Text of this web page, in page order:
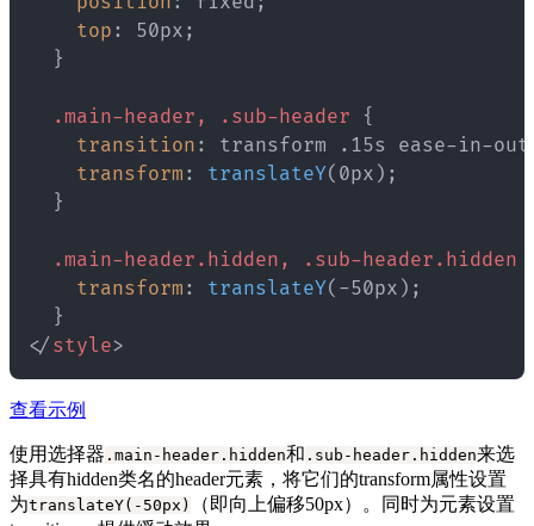
top : 50px ;
}
.main-header, .sub-header
{
transition : transform .15s ease-in-out
transform : translateY( 0px ) ;
}
.main-header.hidden, .sub-header.hidden
transform : translateY( -50px ) ;
}
</ style>
查看示例
使用选择器 .main-header.hidden和 .sub-header.hidden来选
择具有hidden类名的header元素，将它们的transform属性设置
为translateY(-50px)
（即向上偏移50px）。同时为元素设置